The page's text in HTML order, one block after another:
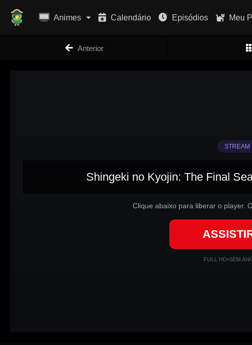
Animes Calendário Episódios Meu
Anterior
STREAM
Shingeki no Kyojin: The Final
Clique abaixo para liberar o player.
FULL HD•SEM